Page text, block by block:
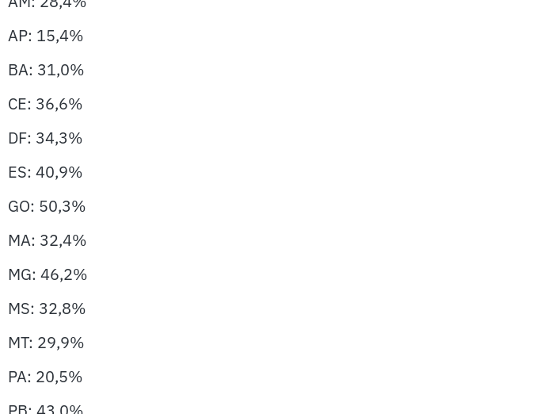
AP: 15,4%
BA: 31,0%
CE: 36,6%
DF: 34,3%
ES: 40,9%
GO: 50,3%
MA: 32,4%
MG: 46,2%
MS: 32,8%
MT: 29,9%
PA: 20,5%